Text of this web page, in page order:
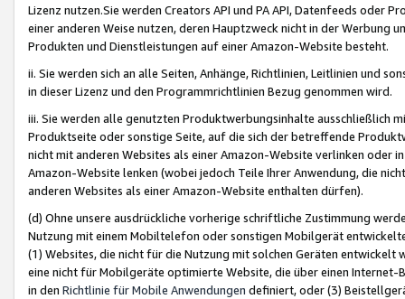
Lizenz nutzen.Sie werden Creators API und PA API, Datenfeeds oder
einer anderen Weise nutzen, deren Hauptzweck nicht in der Werbung
Produkten und Dienstleistungen auf einer Amazon-Website besteht.
ii. Sie werden sich an alle Seiten, Anhänge, Richtlinien, Leitlinien und
in dieser Lizenz und den Programmrichtlinien Bezug genommen wird.
iii. Sie werden alle genutzten Produktwerbungsinhalte ausschließlich
Produktseite oder sonstige Seite, auf die sich der betreffende
nicht mit anderen Websites als einer Amazon-Website verlinken oder
Amazon-Website lenken (wobei jedoch Teile Ihrer Anwendung, die
anderen Websites als einer Amazon-Website enthalten dürfen).
(d) Ohne unsere ausdrückliche vorherige schriftliche Zustimmung
Nutzung mit einem Mobiltelefon oder sonstigen Mobilgerät
(1) Websites, die nicht für die Nutzung mit solchen Geräten
eine nicht für Mobilgeräte optimierte Website, die über einen
in den Richtlinie für Mobile Anwendungen definiert, oder (3)